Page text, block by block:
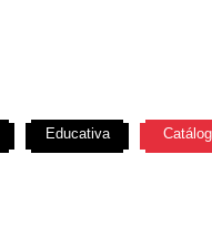
Educativa